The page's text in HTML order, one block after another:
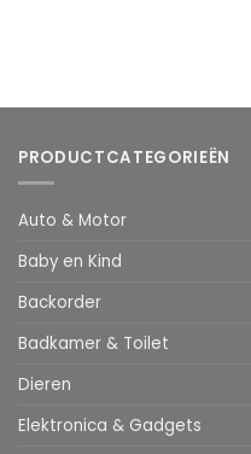
PRODUCTCATEGORIEËN
Auto & Motor
Baby en Kind
Backorder
Badkamer & Toilet
Dieren
Elektronica & Gadgets